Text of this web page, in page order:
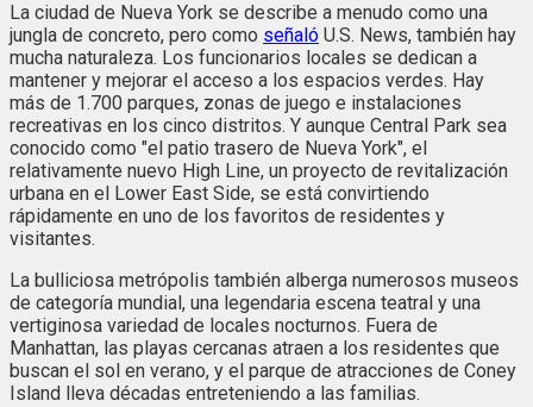
La ciudad de Nueva York se describe a menudo como una
jungla de concreto, pero como señaló U.S. News, también hay
mucha naturaleza. Los funcionarios locales se dedican a
mantener y mejorar el acceso a los espacios verdes. Hay
más de 1.700 parques, zonas de juego e instalaciones
recreativas en los cinco distritos. Y aunque Central Park sea
conocido como "el patio trasero de Nueva York", el
relativamente nuevo High Line, un proyecto de revitalización
urbana en el Lower East Side, se está convirtiendo
rápidamente en uno de los favoritos de residentes y
visitantes.
La bulliciosa metrópolis también alberga numerosos museos
de categoría mundial, una legendaria escena teatral y una
vertiginosa variedad de locales nocturnos. Fuera de
Manhattan, las playas cercanas atraen a los residentes que
buscan el sol en verano, y el parque de atracciones de Coney
Island lleva décadas entreteniendo a las familias.